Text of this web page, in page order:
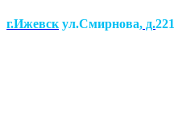
г.Ижевск ул.Смирнова, д.221